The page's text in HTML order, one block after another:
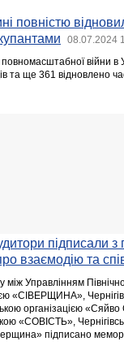
повністю
08.07.2024
війни в
та ще 361 відновлено
підписали
взаємодію та
Управлінням
«СІВЕРЩИНА»,
організацією
«СОВІСТЬ»,
підписано